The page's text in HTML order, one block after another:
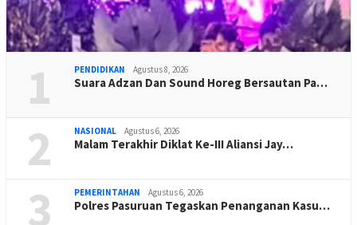
1 PENDIDIKAN Agustus 8, 2026
Suara Adzan Dan Sound Horeg Bersautan Pa…
2 NASIONAL Agustus 6, 2026
Malam Terakhir Diklat Ke-III Aliansi Jay…
3 PEMERINTAHAN Agustus 6, 2026
Polres Pasuruan Tegaskan Penanganan Kasu…